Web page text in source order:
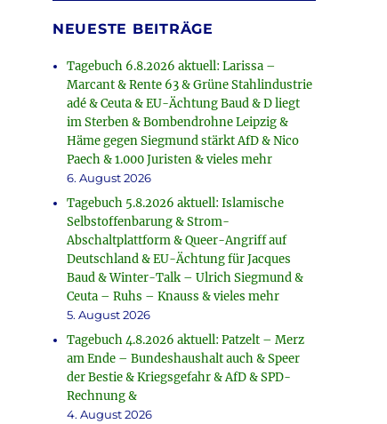
NEUESTE BEITRÄGE
Tagebuch 6.8.2026 aktuell: Larissa –
Marcant & Rente 63 & Grüne Stahlindustrie
adé & Ceuta & EU-Ächtung Baud & D liegt
im Sterben & Bombendrohne Leipzig &
Häme gegen Siegmund stärkt AfD & Nico
Paech & 1.000 Juristen & vieles mehr
6. August 2026
Tagebuch 5.8.2026 aktuell: Islamische
Selbstoffenbarung & Strom-
Abschaltplattform & Queer-Angriff auf
Deutschland & EU-Ächtung für Jacques
Baud & Winter-Talk – Ulrich Siegmund &
Ceuta – Ruhs – Knauss & vieles mehr
5. August 2026
Tagebuch 4.8.2026 aktuell: Patzelt – Merz
am Ende – Bundeshaushalt auch & Speer
der Bestie & Kriegsgefahr & AfD & SPD-
Rechnung &
4. August 2026